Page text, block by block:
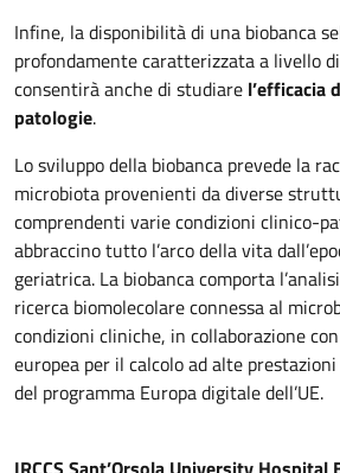
Infine, la disponibilità di una biobanca
profondamente caratterizzata a livello
consentirà anche di studiare l’efficacia
patologie.
Lo sviluppo della biobanca prevede la
microbiota provenienti da diverse
comprendenti varie condizioni clinico-
abbraccino tutto l’arco della vita
geriatrica. La biobanca comporta
ricerca biomolecolare connessa al
condizioni cliniche, in collaborazione
europea per il calcolo ad alte
del programma Europa digitale dell’UE.